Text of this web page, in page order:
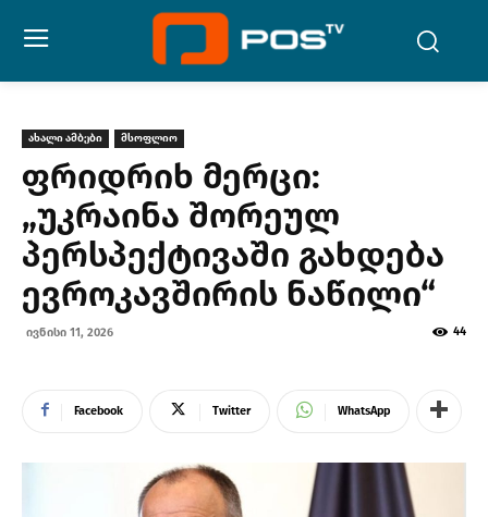
ახალი ამბები მსოფლიო
ფრიდრიხ მერცი:
„უკრაინა შორეულ
პერსპექტივაში გახდება
ევროკავშირის ნაწილი“
ივნისი 11, 2026 44
Facebook Twitter WhatsApp